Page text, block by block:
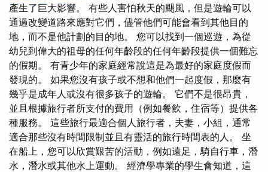
產生了巨大影響。 有些人害怕秋天的颶風，但是遊輪可以
通過改變道路來應對它們，儘管他們可能會看到其他目的
地，而不是他計劃的目的地。 您可以找到一個巡遊，為從
幼兒到偉大的祖母的任何年齡段的任何年齡段提供一個難忘
的假期。 有青少年的家庭經常說這是為最好的家庭度假而
發現的。 如果您沒有孩子或不想和他們一起度假，那麼有
幾乎是成年人或沒有很多孩子的遊輪。 它們不是很昂貴，
並且根據旅行者所支付的費用（例如餐飲，住宿等）提供各
種服務。 這些旅行最適合個人旅行者，夫妻，小組，通常
適合那些沒有時間限制並且有靈活的旅行時間表的人。 坐
在船上，您可以欣賞艱苦的活動，例如遠足，騎自行車，潛
水，潛水或其他水上運動。 經濟學專業的學生會知道，這